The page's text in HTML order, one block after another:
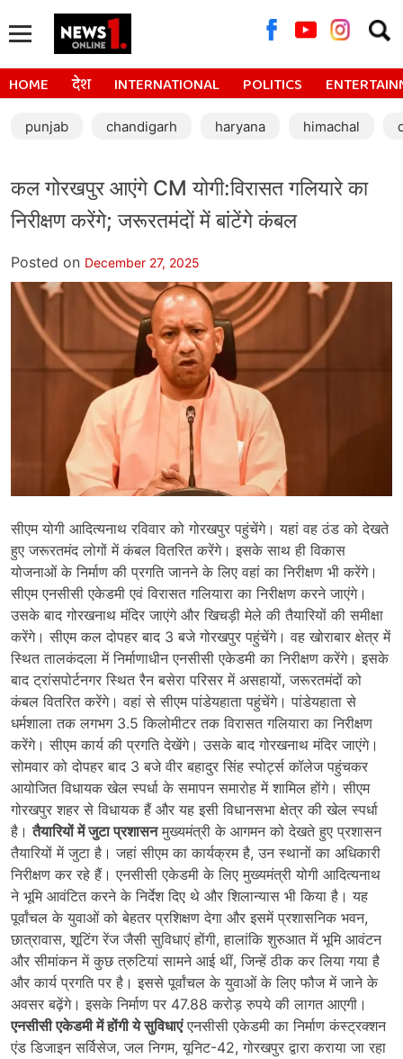
for:
HOME देश INTERNATIONAL POLITICS
punjab chandigarh haryana himachal
कल गोरखपुर आएंगे CM योगी:विरासत गलियारे का
निरीक्षण करेंगे; जरूरतमंदों में बांटेंगे कंबल
Posted on December 27, 2025
सीएम योगी आदित्यनाथ रविवार को गोरखपुर पहुंचेंगे। यहां वह ठंड को देखते
हुए जरूरतमंद लोगों में कंबल वितरित करेंगे। इसके साथ ही विकास
योजनाओं के निर्माण की प्रगति जानने के लिए वहां का निरीक्षण भी करेंगे।
सीएम एनसीसी एकेडमी एवं विरासत गलियारा का निरीक्षण करने जाएंगे।
उसके बाद गोरखनाथ मंदिर जाएंगे और खिचड़ी मेले की तैयारियों की समीक्षा
करेंगे। सीएम कल दोपहर बाद 3 बजे गोरखपुर पहुंचेंगे। वह खोराबार क्षेत्र में
स्थित तालकंदला में निर्माणाधीन एनसीसी एकेडमी का निरीक्षण करेंगे। इसके
बाद ट्रांसपोर्टनगर स्थित रैन बसेरा परिसर में असहायों, जरूरतमंदों को
कंबल वितरित करेंगे। वहां से सीएम पांडेयहाता पहुंचेंगे। पांडेयहाता से
धर्मशाला तक लगभग 3.5 किलोमीटर तक विरासत गलियारा का निरीक्षण
करेंगे। सीएम कार्य की प्रगति देखेंगे। उसके बाद गोरखनाथ मंदिर जाएंगे।
सोमवार को दोपहर बाद 3 बजे वीर बहादुर सिंह स्पोर्ट्स कॉलेज पहुंचकर
आयोजित विधायक खेल स्पर्धा के समापन समारोह में शामिल होंगे। सीएम
गोरखपुर शहर से विधायक हैं और यह इसी विधानसभा क्षेत्र की खेल स्पर्धा
है।तैयारियों में जुटा प्रशासनमुख्यमंत्री के आगमन को देखते हुए प्रशासन
तैयारियों में जुटा है। जहां सीएम का कार्यक्रम है, उन स्थानों का अधिकारी
निरीक्षण कर रहे हैं। एनसीसी एकेडमी के लिए मुख्यमंत्री योगी आदित्यनाथ
ने भूमि आवंटित करने के निर्देश दिए थे और शिलान्यास भी किया है। यह
पूर्वांचल के युवाओं को बेहतर प्रशिक्षण देगा और इसमें प्रशासनिक भवन,
छात्रावास, शूटिंग रेंज जैसी सुविधाएं होंगी, हालांकि शुरुआत में भूमि आवंटन
और सीमांकन में कुछ त्रुटियां सामने आई थीं, जिन्हें ठीक कर लिया गया है
और कार्य प्रगति पर है। इससे पूर्वांचल के युवाओं के लिए फौज में जाने के
अवसर बढ़ेंगे। इसके निर्माण पर 47.88 करोड़ रुपये की लागत आएगी।
एनसीसी एकेडमी में होंगी ये सुविधाएंएनसीसी एकेडमी का निर्माण कंस्ट्रक्शन
एंड डिजाइन सर्विसेज, जल निगम, यूनिट-42, गोरखपुर द्वारा कराया जा रहा